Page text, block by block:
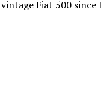
vintage Fiat 500